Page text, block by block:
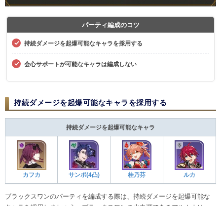
パーティ編成のコツ
持続ダメージを起爆可能なキャラを採用する
会心サポートが可能なキャラは編成しない
持続ダメージを起爆可能なキャラを採用する
持続ダメージを起爆可能なキャラ
カフカ サンポ(4凸) 桂乃芬 ルカ
ブラックスワンのパーティを編成する際は、持続ダメージを起爆可能な